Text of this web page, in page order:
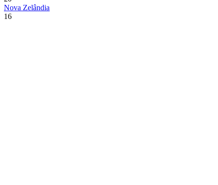
Nova Zelândia
16